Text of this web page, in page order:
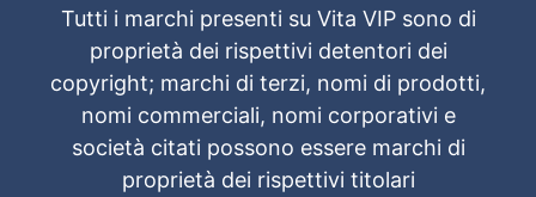
Tutti i marchi presenti su Vita VIP sono di
proprietà dei rispettivi detentori dei
copyright; marchi di terzi, nomi di prodotti,
nomi commerciali, nomi corporativi e
società citati possono essere marchi di
proprietà dei rispettivi titolari